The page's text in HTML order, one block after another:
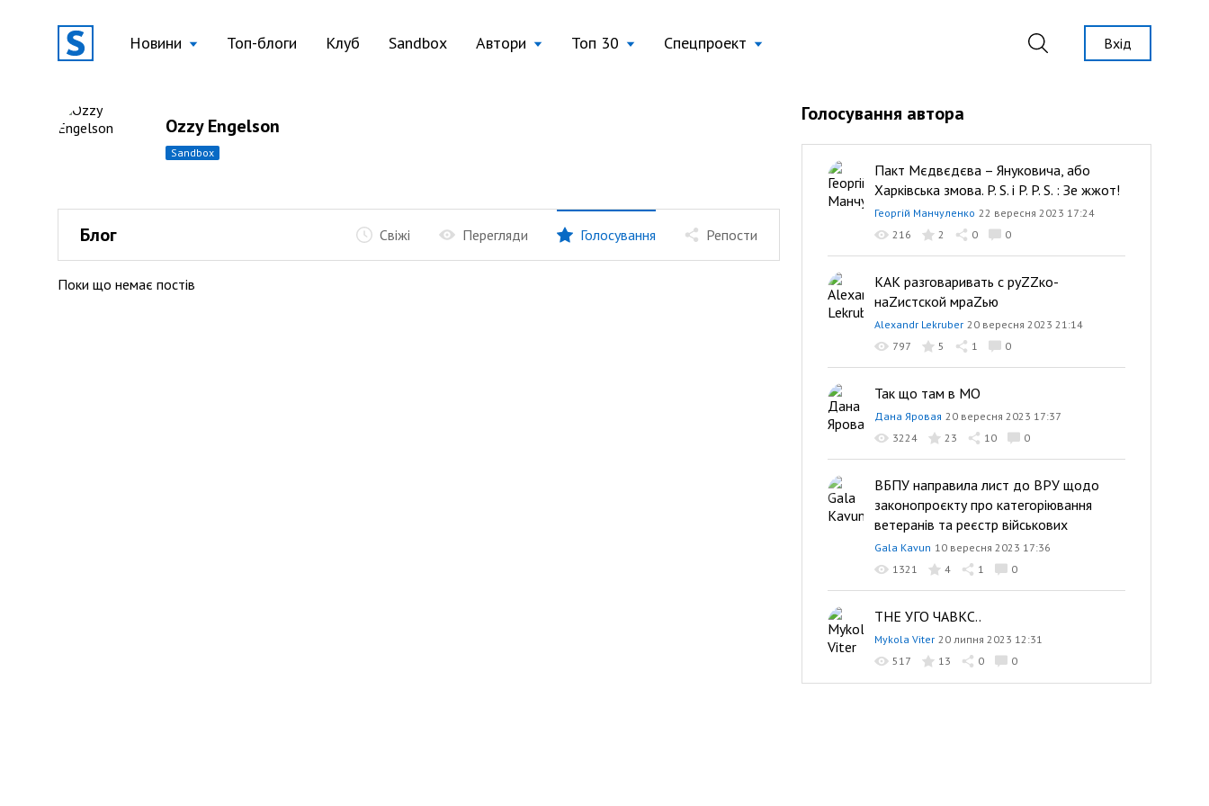
Новини Топ-блоги Клуб Sandbox Автори Топ 30 Спецпроект Вхід
Ozzy Engelson
sandbox
Блог Свіжі Перегляди Голосування Репости
Поки що немає постів
Голосування автора
Пакт Мєдвєдєва – Януковича, або
Харківська змова. P. S. і P. P. S. : Зе жжот!
Георгій Манчуленко 22 вересня 2023 17:24
216
2 0 0
КАК разговаривать с руZZко-
наZистской мраZью
Alexandr Lekruber 20 вересня 2023 21:14
797
5 1 0
Так що там в МО
Дана Яровая 20 вересня 2023 17:37
3224
23 10 0
ВБПУ направила лист до ВРУ щодо
законопроєкту про категоріювання
ветеранів та реєстр військових
Gala Kavun 10 вересня 2023 17:36
1321
4 1 0
THE УГО ЧАВКС..
Mykola Viter 20 липня 2023 12:31
517
13 0 0